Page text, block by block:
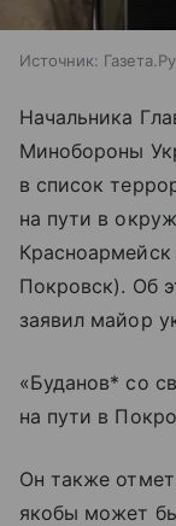
Источник: Газета.Ру
Начальника
Минобороны
в список
на пути в
Покровск). Об
заявил майор
«Буданов* со
на пути в
Он также
якобы может